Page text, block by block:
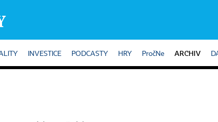
INVESTICE PODCASTY HRY PročNe ARCHIV